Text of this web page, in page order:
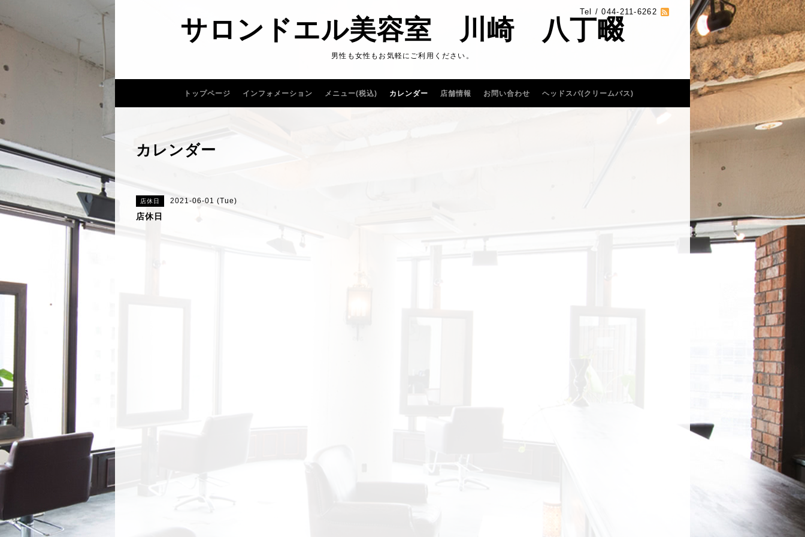
Tel / 044-211-6262
サロンドエル美容室 川崎 八丁畷
男性も女性もお気軽にご利用ください。
トップページ インフォメーション メニュー(税込) カレンダー 店舗情報 お問い合わせ ヘッドスパ(クリームバス)
カレンダー
店休日 2021-06-01 (Tue)
店休日